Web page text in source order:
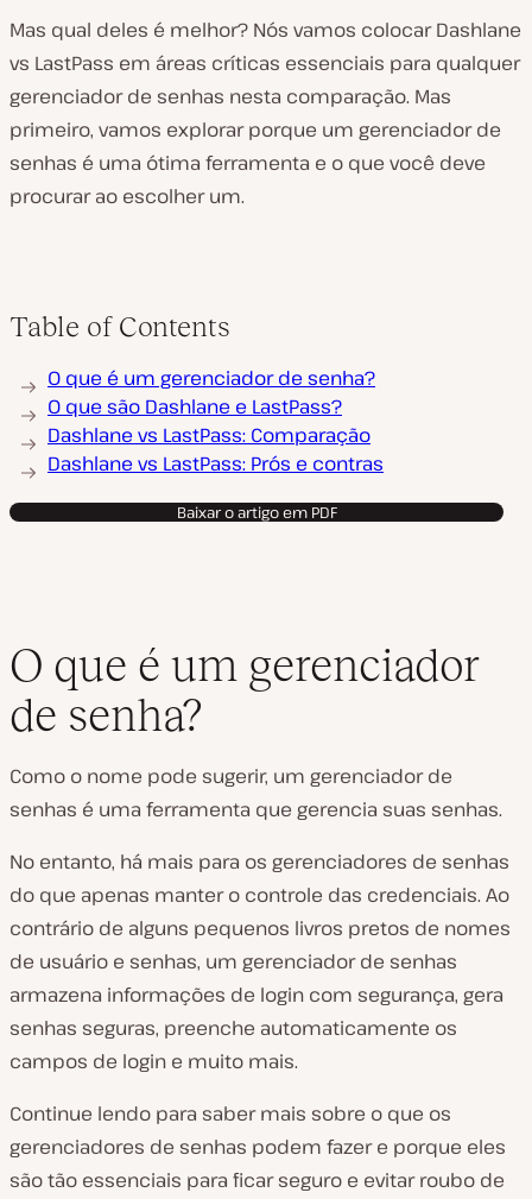
Mas qual deles é melhor? Nós vamos colocar Dashlane
vs LastPass em áreas críticas essenciais para qualquer
gerenciador de senhas nesta comparação. Mas
primeiro, vamos explorar porque um gerenciador de
senhas é uma ótima ferramenta e o que você deve
procurar ao escolher um.
Table of Contents
O que é um gerenciador de senha?
O que são Dashlane e LastPass?
Dashlane vs LastPass: Comparação
Dashlane vs LastPass: Prós e contras
Baixar o artigo em PDF
O que é um gerenciador
de senha?
Como o nome pode sugerir, um gerenciador de
senhas é uma ferramenta que gerencia suas senhas.
No entanto, há mais para os gerenciadores de senhas
do que apenas manter o controle das credenciais. Ao
contrário de alguns pequenos livros pretos de nomes
de usuário e senhas, um gerenciador de senhas
armazena informações de login com segurança, gera
senhas seguras, preenche automaticamente os
campos de login e muito mais.
Continue lendo para saber mais sobre o que os
gerenciadores de senhas podem fazer e porque eles
são tão essenciais para ficar seguro e evitar roubo de